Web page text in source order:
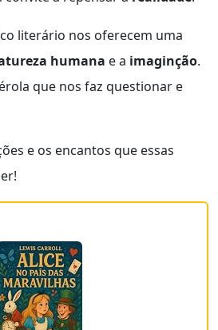
literário nos oferecem uma
humana e a imaginção.
que nos faz questionar e
e os encantos que essas